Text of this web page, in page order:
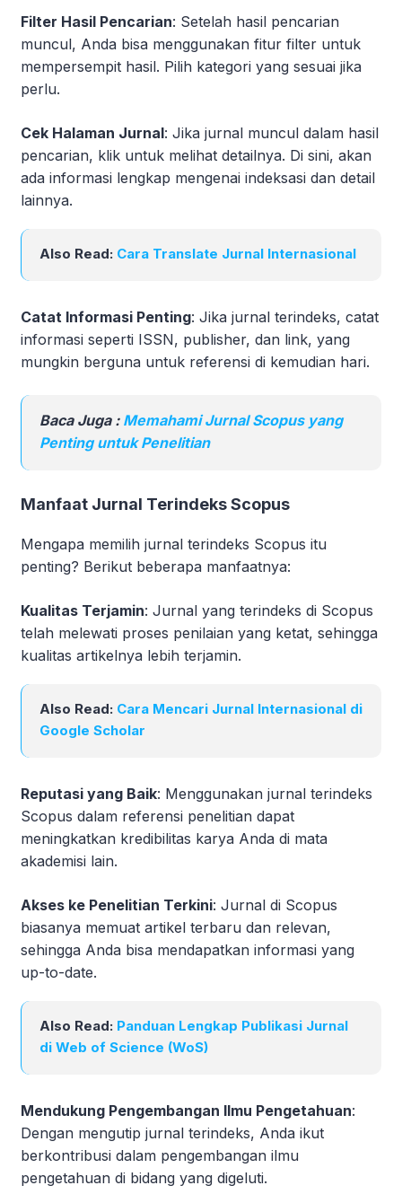
Filter Hasil Pencarian: Setelah hasil pencarian
muncul, Anda bisa menggunakan fitur filter untuk
mempersempit hasil. Pilih kategori yang sesuai jika
perlu.
Cek Halaman Jurnal: Jika jurnal muncul dalam hasil
pencarian, klik untuk melihat detailnya. Di sini, akan
ada informasi lengkap mengenai indeksasi dan detail
lainnya.
Also Read: Cara Translate Jurnal Internasional
Catat Informasi Penting: Jika jurnal terindeks, catat
informasi seperti ISSN, publisher, dan link, yang
mungkin berguna untuk referensi di kemudian hari.
Baca Juga : Memahami Jurnal Scopus yang
Penting untuk Penelitian
Manfaat Jurnal Terindeks Scopus
Mengapa memilih jurnal terindeks Scopus itu
penting? Berikut beberapa manfaatnya:
Kualitas Terjamin: Jurnal yang terindeks di Scopus
telah melewati proses penilaian yang ketat, sehingga
kualitas artikelnya lebih terjamin.
Also Read: Cara Mencari Jurnal Internasional di
Google Scholar
Reputasi yang Baik: Menggunakan jurnal terindeks
Scopus dalam referensi penelitian dapat
meningkatkan kredibilitas karya Anda di mata
akademisi lain.
Akses ke Penelitian Terkini: Jurnal di Scopus
biasanya memuat artikel terbaru dan relevan,
sehingga Anda bisa mendapatkan informasi yang
up-to-date.
Also Read: Panduan Lengkap Publikasi Jurnal
di Web of Science (WoS)
Mendukung Pengembangan Ilmu Pengetahuan:
Dengan mengutip jurnal terindeks, Anda ikut
berkontribusi dalam pengembangan ilmu
pengetahuan di bidang yang digeluti.